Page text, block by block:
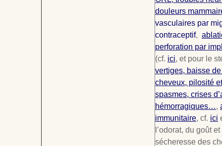
douleurs
vasculaires par
contraceptif,
perforation par
(cf. ici, et pour le
vertiges, baisse
cheveux, pilosité
spasmes, crises
hémorragiques…,
immunitaire, cf. ici
l’odorat, du goût
sécheresse des